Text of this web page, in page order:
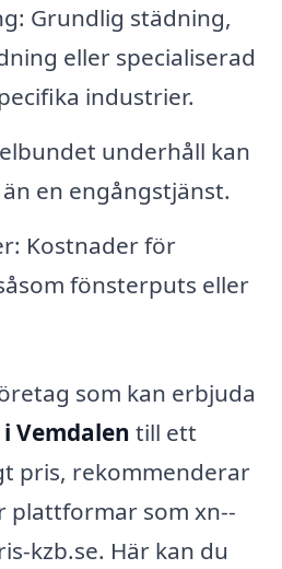
Grundlig städning,
eller specialiserad
industrier.
underhåll kan
en engångstjänst.
Kostnader för
fönsterputs eller
som kan erbjuda
Vemdalen till ett
pris, rekommenderar
plattformar som xn--
kzb.se. Här kan du